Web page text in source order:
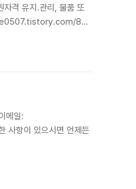
자격 유지.관리, 물품 또
8
메일:
사항이 있으시면 언제든